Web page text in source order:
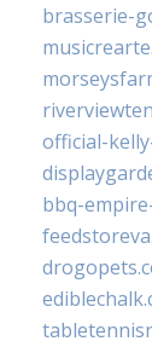
brasserie-
official-
bbq-